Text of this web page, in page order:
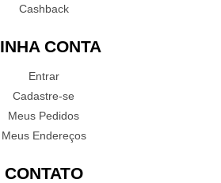
Cashback
CONTA
Entrar
Cadastre-se
Meus Pedidos
Meus Endereços
CONTATO